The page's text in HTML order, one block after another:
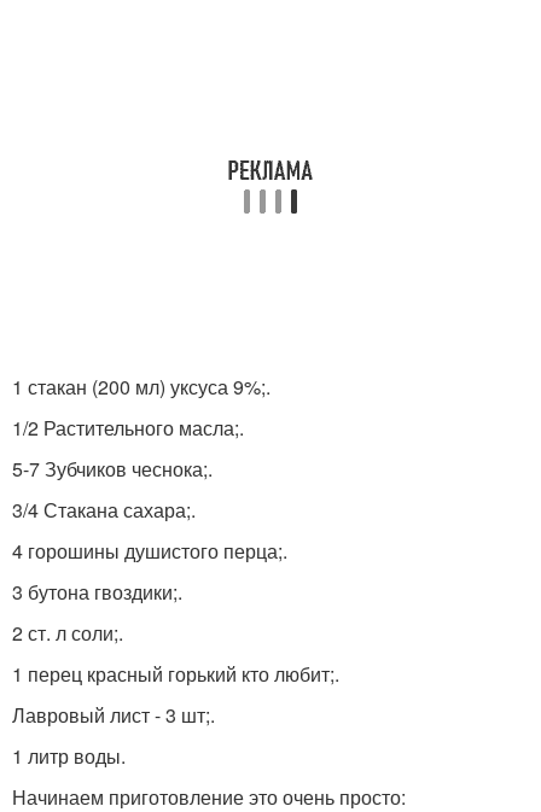
1 стакан (200 мл) уксуса 9%;.
1/2 Растительного масла;.
5-7 Зубчиков чеснока;.
3/4 Стакана сахара;.
4 горошины душистого перца;.
3 бутона гвоздики;.
2 ст. л соли;.
1 перец красный горький кто любит;.
Лавровый лист - 3 шт;.
1 литр воды.
Начинаем приготовление это очень просто: